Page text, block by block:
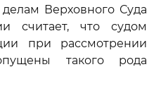
Верховного Суда
считает, что судом
при рассмотрении
такого рода